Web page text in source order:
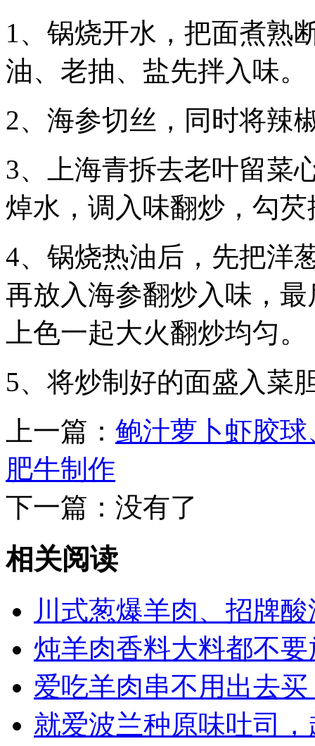
1、锅烧开水，把面煮熟
油、老抽、盐先拌入味。
2、海参切丝，同时将辣
3、上海青拆去老叶留菜
焯水，调入味翻炒，勾芡
4、锅烧热油后，先把洋
再放入海参翻炒入味，
上色一起大火翻炒均匀。
5、将炒制好的面盛入菜
上一篇： 鲍汁萝卜虾胶
肥牛制作
下一篇：没有了
相关阅读
川式葱爆羊肉、招牌酸
炖羊肉香料大料都不要
爱吃羊肉串不用出去买
就爱波兰种原味吐司，